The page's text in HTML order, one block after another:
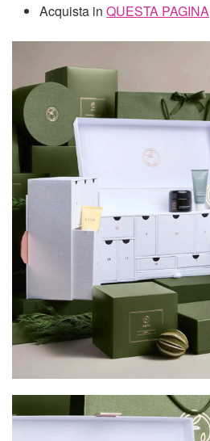
Acquista inQUESTA PAGINA